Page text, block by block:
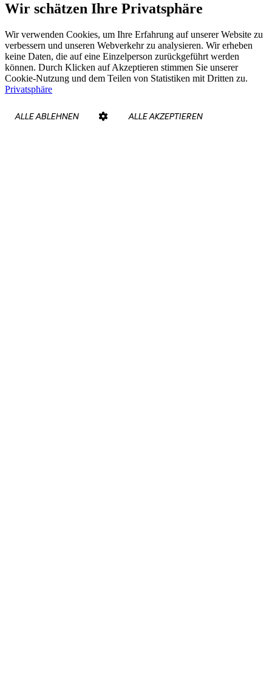
Wir schätzen Ihre Privatsphäre
Wir verwenden Cookies, um Ihre Erfahrung auf unserer Website zu
verbessern und unseren Webverkehr zu analysieren. Wir erheben
keine Daten, die auf eine Einzelperson zurückgeführt werden
können. Durch Klicken auf Akzeptieren stimmen Sie unserer
Cookie-Nutzung und dem Teilen von Statistiken mit Dritten zu.
Privatsphäre
ALLE ABLEHNEN ALLE AKZEPTIEREN